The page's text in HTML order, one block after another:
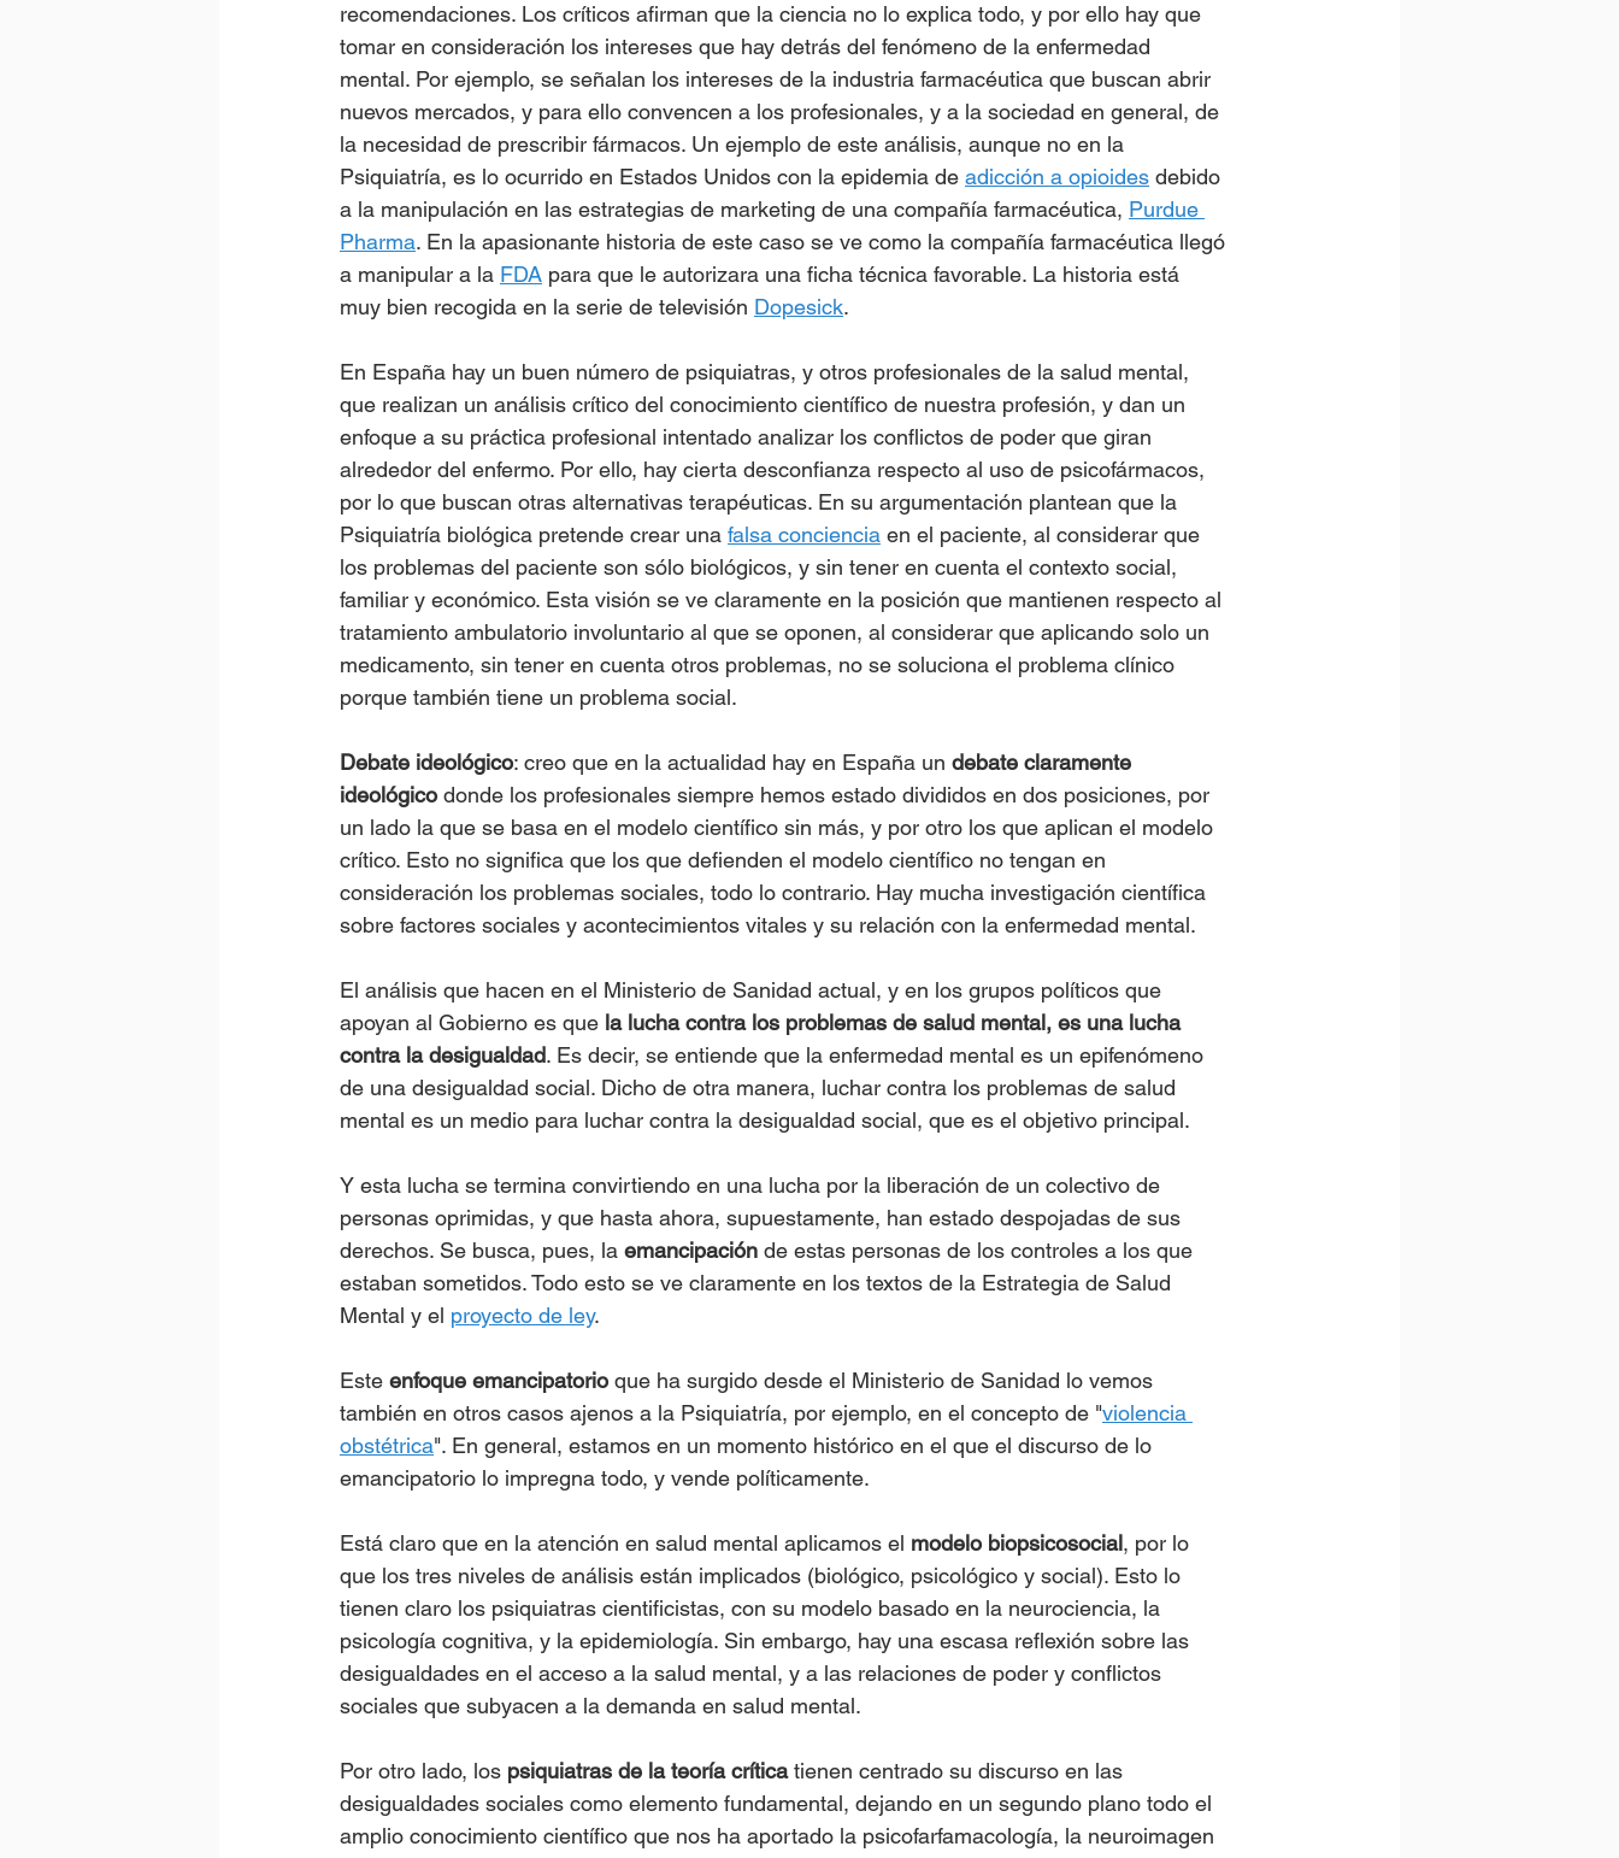
recomendaciones. Los críticos afirman que la ciencia no lo explica todo, y por ello hay que
tomar en consideración los intereses que hay detrás del fenómeno de la enfermedad
mental. Por ejemplo, se señalan los intereses de la industria farmacéutica que buscan abrir
nuevos mercados, y para ello convencen a los profesionales, y a la sociedad en general, de
la necesidad de prescribir fármacos. Un ejemplo de este análisis, aunque no en la
Psiquiatría, es lo ocurrido en Estados Unidos con la epidemia de adicción a opioides debido
a la manipulación en las estrategias de marketing de una compañía farmacéutica, Purdue
Pharma. En la apasionante historia de este caso se ve como la compañía farmacéutica llegó
a manipular a la FDA para que le autorizara una ficha técnica favorable. La historia está
muy bien recogida en la serie de televisión Dopesick.
En España hay un buen número de psiquiatras, y otros profesionales de la salud mental,
que realizan un análisis crítico del conocimiento científico de nuestra profesión, y dan un
enfoque a su práctica profesional intentado analizar los conflictos de poder que giran
alrededor del enfermo. Por ello, hay cierta desconfianza respecto al uso de psicofármacos,
por lo que buscan otras alternativas terapéuticas. En su argumentación plantean que la
Psiquiatría biológica pretende crear una falsa conciencia en el paciente, al considerar que
los problemas del paciente son sólo biológicos, y sin tener en cuenta el contexto social,
familiar y económico. Esta visión se ve claramente en la posición que mantienen respecto al
tratamiento ambulatorio involuntario al que se oponen, al considerar que aplicando solo un
medicamento, sin tener en cuenta otros problemas, no se soluciona el problema clínico
porque también tiene un problema social.
Debate ideológico: creo que en la actualidad hay en España un debate claramente
ideológico donde los profesionales siempre hemos estado divididos en dos posiciones, por
un lado la que se basa en el modelo científico sin más, y por otro los que aplican el modelo
crítico. Esto no significa que los que defienden el modelo científico no tengan en
consideración los problemas sociales, todo lo contrario. Hay mucha investigación científica
sobre factores sociales y acontecimientos vitales y su relación con la enfermedad mental.
El análisis que hacen en el Ministerio de Sanidad actual, y en los grupos políticos que
apoyan al Gobierno es que la lucha contra los problemas de salud mental, es una lucha
contra la desigualdad. Es decir, se entiende que la enfermedad mental es un epifenómeno
de una desigualdad social. Dicho de otra manera, luchar contra los problemas de salud
mental es un medio para luchar contra la desigualdad social, que es el objetivo principal.
Y esta lucha se termina convirtiendo en una lucha por la liberación de un colectivo de
personas oprimidas, y que hasta ahora, supuestamente, han estado despojadas de sus
derechos. Se busca, pues, la emancipación de estas personas de los controles a los que
estaban sometidos. Todo esto se ve claramente en los textos de la Estrategia de Salud
Mental y el proyecto de ley.
Este enfoque emancipatorio que ha surgido desde el Ministerio de Sanidad lo vemos
también en otros casos ajenos a la Psiquiatría, por ejemplo, en el concepto de "violencia
obstétrica". En general, estamos en un momento histórico en el que el discurso de lo
emancipatorio lo impregna todo, y vende políticamente.
Está claro que en la atención en salud mental aplicamos el modelo biopsicosocial, por lo
que los tres niveles de análisis están implicados (biológico, psicológico y social). Esto lo
tienen claro los psiquiatras cientificistas, con su modelo basado en la neurociencia, la
psicología cognitiva, y la epidemiología. Sin embargo, hay una escasa reflexión sobre las
desigualdades en el acceso a la salud mental, y a las relaciones de poder y conflictos
sociales que subyacen a la demanda en salud mental.
Por otro lado, los psiquiatras de la teoría crítica tienen centrado su discurso en las
desigualdades sociales como elemento fundamental, dejando en un segundo plano todo el
amplio conocimiento científico que nos ha aportado la psicofarfamacología, la neuroimagen